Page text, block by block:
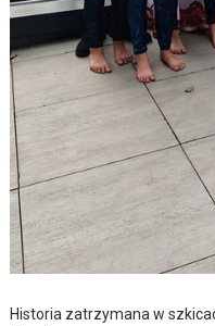
Historia zatrzymana w